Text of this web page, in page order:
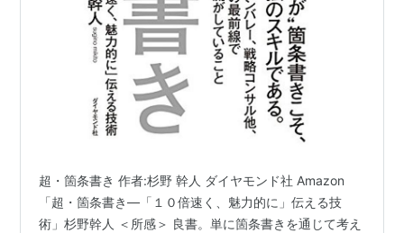
超・箇条書き 作者:杉野 幹人 ダイヤモンド社 Amazon
「超・箇条書き―「１０倍速く、魅力的に」伝える技
術」杉野幹人 ＜所感＞ 良書。単に箇条書きを通じて考え